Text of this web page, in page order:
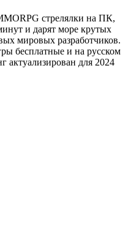
стрелялки на ПК,
и дарят море крутых
мировых разработчиков.
бесплатные и на русском
актуализирован для 2024